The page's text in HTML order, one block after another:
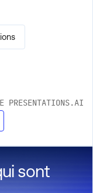
base de données
PRESENTATIONS.AI
sont